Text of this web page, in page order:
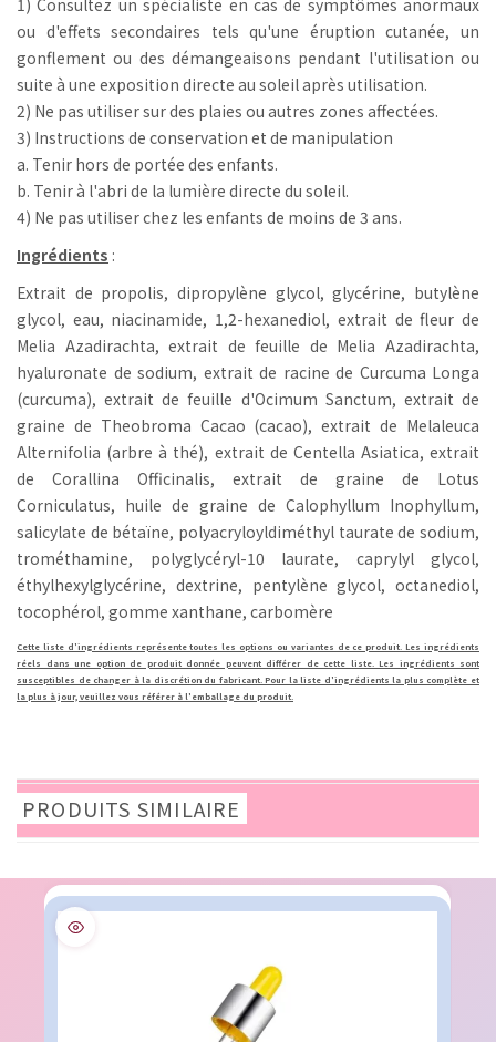
ou d'effets secondaires tels qu'une éruption cutanée, un
gonflement ou des démangeaisons pendant l'utilisation ou
suite à une exposition directe au soleil après utilisation.
2) Ne pas utiliser sur des plaies ou autres zones affectées.
3) Instructions de conservation et de manipulation
a. Tenir hors de portée des enfants.
b. Tenir à l'abri de la lumière directe du soleil.
4) Ne pas utiliser chez les enfants de moins de 3 ans.
Ingrédients :
Extrait de propolis, dipropylène glycol, glycérine, butylène
glycol, eau, niacinamide, 1,2-hexanediol, extrait de fleur de
Melia Azadirachta, extrait de feuille de Melia Azadirachta,
hyaluronate de sodium, extrait de racine de Curcuma Longa
(curcuma), extrait de feuille d'Ocimum Sanctum, extrait de
graine de Theobroma Cacao (cacao), extrait de Melaleuca
Alternifolia (arbre à thé), extrait de Centella Asiatica, extrait
de Corallina Officinalis, extrait de graine de Lotus
Corniculatus, huile de graine de Calophyllum Inophyllum,
salicylate de bétaïne, polyacryloyldiméthyl taurate de sodium,
trométhamine, polyglycéryl-10 laurate, caprylyl glycol,
éthylhexylglycérine, dextrine, pentylène glycol, octanediol,
tocophérol, gomme xanthane, carbomère
Cette liste d'ingrédients représente toutes les options ou variantes de ce produit. Les ingrédients
réels dans une option de produit donnée peuvent différer de cette liste. Les ingrédients sont
susceptibles de changer à la discrétion du fabricant. Pour la liste d'ingrédients la plus complète et
la plus à jour, veuillez vous référer à l'emballage du produit.
PRODUITS SIMILAIRE